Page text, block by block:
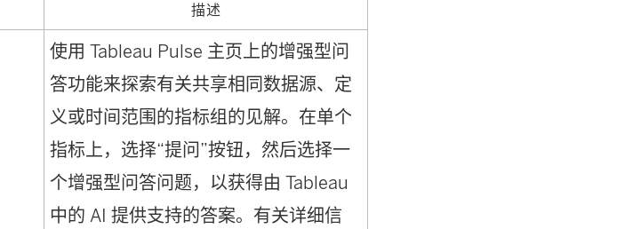
描述
使用 Tableau Pulse 主页上的增强型问
答功能来探索有关共享相同数据源、定
义或时间范围的指标组的见解。在单个
指标上，选择“提问”按钮，然后选择一
个增强型问答问题，以获得由 Tableau
中的 AI 提供支持的答案。有关详细信